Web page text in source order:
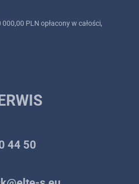
PLN opłacony w całości,
44 50